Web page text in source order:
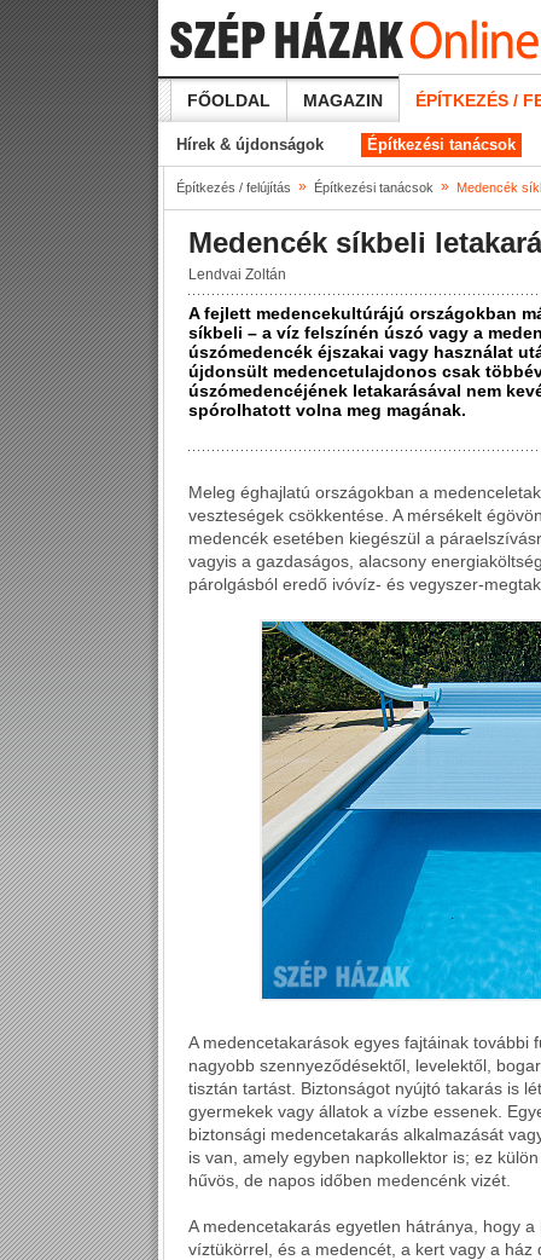
FŐOLDAL MAGAZIN ÉPÍTKEZÉS /
Hírek & újdonságok Építkezési tanácsok
Építkezés / felújítás » Építkezési tanácsok » Medencék
Medencék síkbeli
Lendvai Zoltán
A fejlett medencekultúrájú országokban
síkbeli – a víz felszínén úszó vagy a
úszómedencék éjszakai vagy használat
újdonsült medencetulajdonos csak
úszómedencéjének letakarásával nem
spórolhatott volna meg magának.
Meleg éghajlatú országokban a
veszteségek csökkentése. A mérsékelt
medencék esetében kiegészül a
vagyis a gazdaságos, alacsony
párolgásból eredő ivóvíz- és vegyszer-
A medencetakarások egyes fajtáinak további
nagyobb szennyeződésektől, levelektől,
tisztán tartást. Biztonságot nyújtó takarás is
gyermekek vagy állatok a vízbe essenek.
biztonsági medencetakarás alkalmazását
is van, amely egyben napkollektor is; ez
hűvös, de napos időben medencénk vizét.
A medencetakarás egyetlen hátránya, hogy
víztükörrel, és a medencét, a kert vagy a